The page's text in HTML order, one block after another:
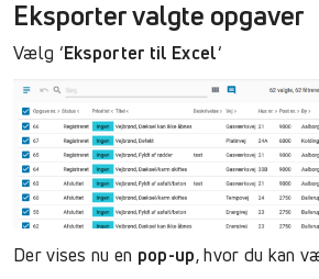
Eksporter valgte opgaver
Vælg ‘Eksporter til Excel‘
Der vises nu en pop-up, hvor du kan